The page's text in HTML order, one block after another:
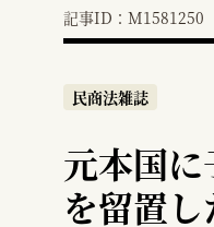
記事ID：M1581250
民商法雑誌
元本国
を留置